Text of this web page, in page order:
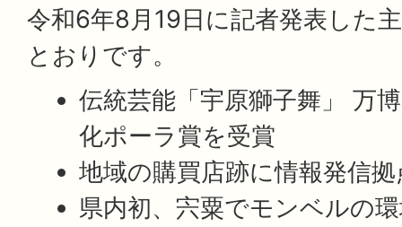
令和6年8月19日に記者発表した
とおりです。
伝統芸能「宇原獅子舞」 万
化ポーラ賞を受賞
地域の購買店跡に情報発信
県内初、宍粟でモンベルの